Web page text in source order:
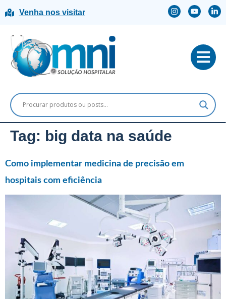
Venha nos visitar
Tag: big data na saúde
Como implementar medicina de precisão em
hospitais com eficiência